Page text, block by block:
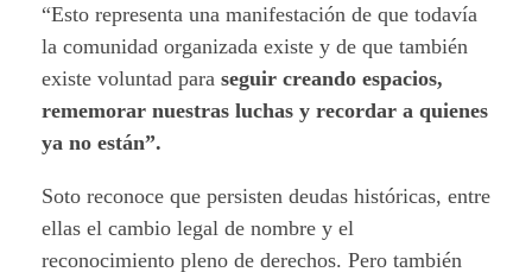
“Esto representa una manifestación de que todavía
la comunidad organizada existe y de que también
existe voluntad para seguir creando espacios,
rememorar nuestras luchas y recordar a quienes
ya no están”.
Soto reconoce que persisten deudas históricas, entre
ellas el cambio legal de nombre y el
reconocimiento pleno de derechos. Pero también